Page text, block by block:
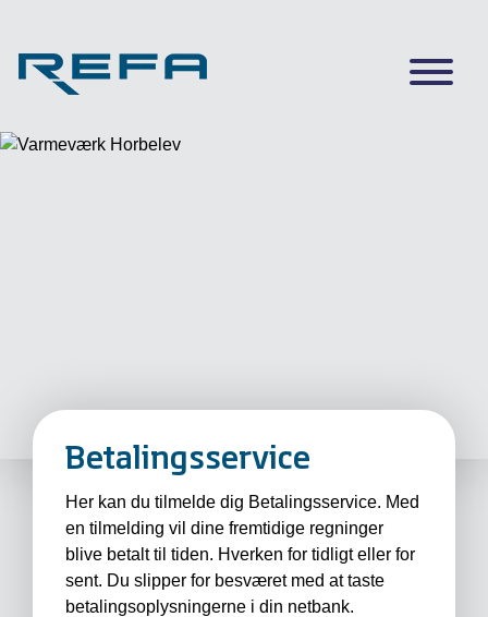
Betalingsservice
Her kan du tilmelde dig Betalingsservice. Med
en tilmelding vil dine fremtidige regninger
blive betalt til tiden. Hverken for tidligt eller for
sent. Du slipper for besværet med at taste
betalingsoplysningerne i din netbank.